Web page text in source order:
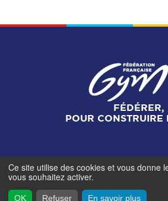
FÉDÉRER,
POUR CONSTRUIRE
Mentions légales-Gestionnaire de
contributeurs- © Fédération
2026
Ce site utilise des cookies et vous donne
vous souhaitez activer.
OK Refuser En savoir plus